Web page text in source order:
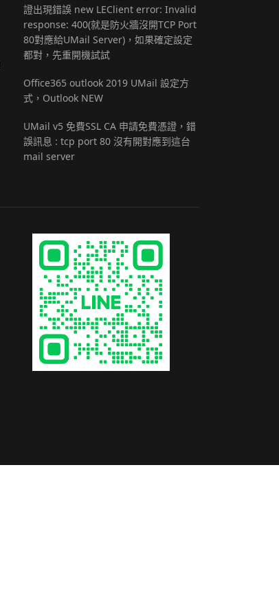
證出現錯誤 new LEClient error: Invalid
response: 400(就是防火牆沒開TCP Port
80對應給UMail Server)，如果確定設定
都對，先重開機試試
Office365 outlook 2019 UMail 設定方
式，Outlook NEW
UMail v5 免費SSL CA 申請免費憑證，錯
誤訊息 : tcp port 80 沒有開對應到這台
mail server